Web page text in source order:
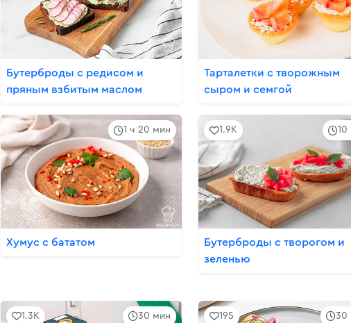
Бутерброды с редисом и
пряным взбитым маслом
Тарталетки с творожным
сыром и семгой
1 ч 20 мин
Хумус с бататом
10
1.9K
Бутерброды с творогом и
зеленью
30 мин
1.3K 30
195